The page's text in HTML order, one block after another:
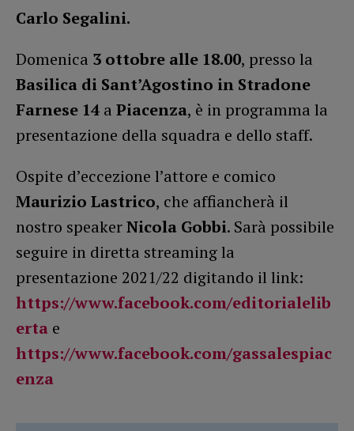
Carlo Segalini.
Domenica 3 ottobre alle 18.00, presso la
Basilica di Sant’Agostino in Stradone
Farnese 14 a Piacenza, è in programma la
presentazione della squadra e dello staff.
Ospite d’eccezione l’attore e comico
Maurizio Lastrico, che affiancherà il
nostro speakerNicola Gobbi. Sarà possibile
seguire in diretta streaming la
presentazione 2021/22 digitando il link:
https://www.facebook.com/editorialelib
erta e
https://www.facebook.com/gassalespiac
enza